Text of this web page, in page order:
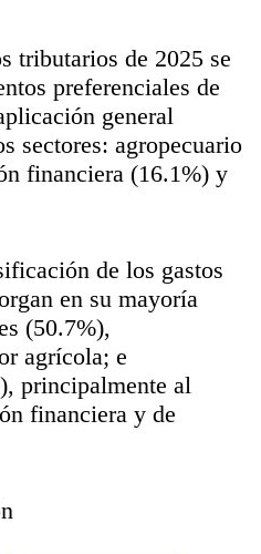
tributarios de 2025 se
preferenciales de
general
sectores: agropecuario
financiera (16.1%) y
de los gastos
en su mayoría
(50.7%),
agrícola; e
principalmente al
financiera y de